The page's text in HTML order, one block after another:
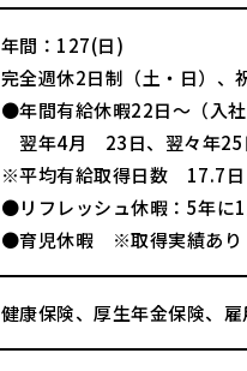
年間：127(日)
完全週休2日制（土・日）、
●年間有給休暇22日～（入社
翌年4月 23日、翌々年25
※平均有給取得日数 17.7日
●リフレッシュ休暇：5年に
●育児休暇 ※取得実績あり
健康保険、厚生年金保険、